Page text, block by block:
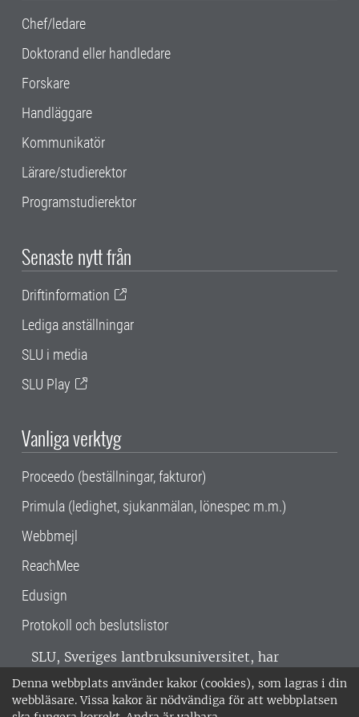
Denna webbplats använder kakor (cookies), som lagras i din
webbläsare. Vissa kakor är nödvändiga för att webbplatsen
Chef/ledare
Doktorand eller handledare
Forskare
Handläggare
Kommunikatör
Lärare/studierektor
Programstudierektor
Senaste nytt från
Driftinformation
Lediga anställningar
SLU i media
SLU Play
Vanliga verktyg
Proceedo (beställningar, fakturor)
Primula (ledighet, sjukanmälan, lönespec m.m.)
Webbmejl
ReachMee
Edusign
Protokoll och beslutslistor
SLU, Sveriges lantbruksuniversitet, har
verksamhet över hela Sverige. Huvudorter är
Alnarp, Uppsala och Umeå.SLU är